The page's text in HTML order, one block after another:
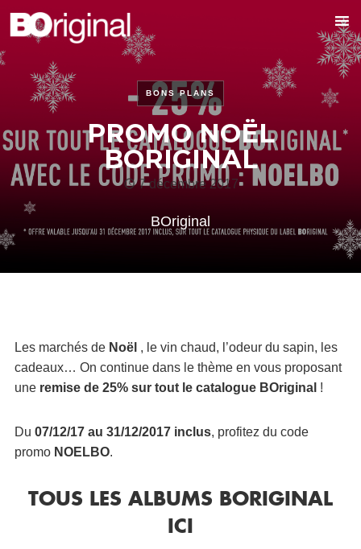
BONS PLANS
PROMO NOËL
BORIGINAL
7 décembre 2017
BOriginal
Les marchés de Noël , le vin chaud, l’odeur du sapin, les
cadeaux… On continue dans le thème en vous proposant
une remise de 25% sur tout le catalogue BOriginal !
Du 07/12/17 au 31/12/2017 inclus, profitez du code
promo NOELBO.
TOUS LES ALBUMS BORIGINAL
ICI